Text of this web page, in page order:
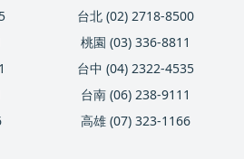
台北 (02) 2718-8500
桃園 (03) 336-8811
台中 (04) 2322-4535
台南 (06) 238-9111
高雄 (07) 323-1166